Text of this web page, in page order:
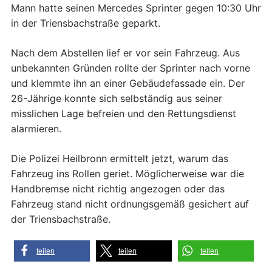
Mann hatte seinen Mercedes Sprinter gegen 10:30 Uhr
in der Triensbachstraße geparkt.
Nach dem Abstellen lief er vor sein Fahrzeug. Aus
unbekannten Gründen rollte der Sprinter nach vorne
und klemmte ihn an einer Gebäudefassade ein. Der
26-Jährige konnte sich selbständig aus seiner
misslichen Lage befreien und den Rettungsdienst
alarmieren.
Die Polizei Heilbronn ermittelt jetzt, warum das
Fahrzeug ins Rollen geriet. Möglicherweise war die
Handbremse nicht richtig angezogen oder das
Fahrzeug stand nicht ordnungsgemäß gesichert auf
der Triensbachstraße.
teilen teilen teilen